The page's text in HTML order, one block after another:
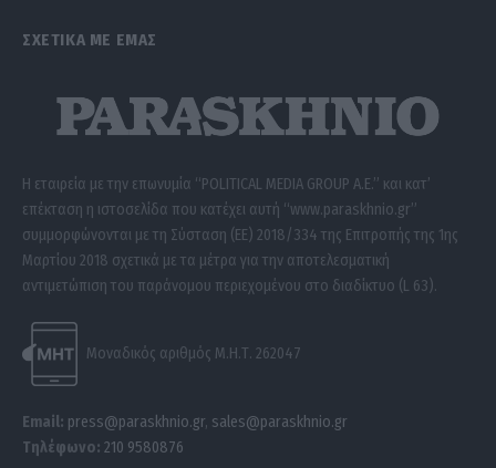
ΣΧΕΤΙΚΑ ΜΕ ΕΜΑΣ
Η εταιρεία με την επωνυμία “POLITICAL MEDIA GROUP A.E.” και κατ’
επέκταση η ιστοσελίδα που κατέχει αυτή “www.paraskhnio.gr”
συμμορφώνονται με τη Σύσταση (ΕΕ) 2018/334 της Επιτροπής της 1ης
Μαρτίου 2018 σχετικά με τα μέτρα για την αποτελεσματική
αντιμετώπιση του παράνομου περιεχομένου στο διαδίκτυο (L 63).
Μοναδικός αριθμός Μ.Η.Τ. 262047
Email: press@paraskhnio.gr, sales@paraskhnio.gr
Τηλέφωνο: 210 9580876